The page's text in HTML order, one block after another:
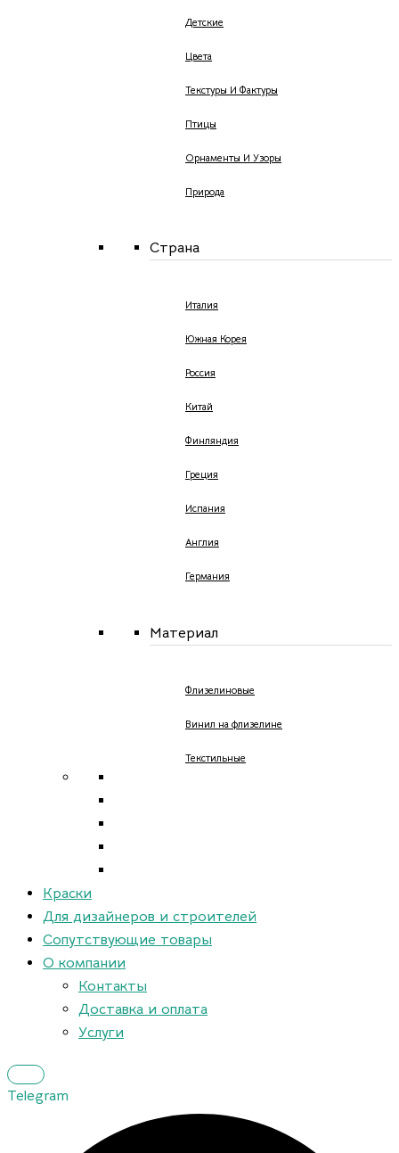
Детские
Цвета
Текстуры И Фактуры
Птицы
Орнаменты И Узоры
Природа
Страна
Италия
Южная Корея
Россия
Китай
Финляндия
Греция
Испания
Англия
Германия
Материал
Флизелиновые
Винил на флизелине
Текстильные
Краски
Для дизайнеров и строителей
Сопутствующие товары
О компании
Контакты
Доставка и оплата
Услуги
Telegram